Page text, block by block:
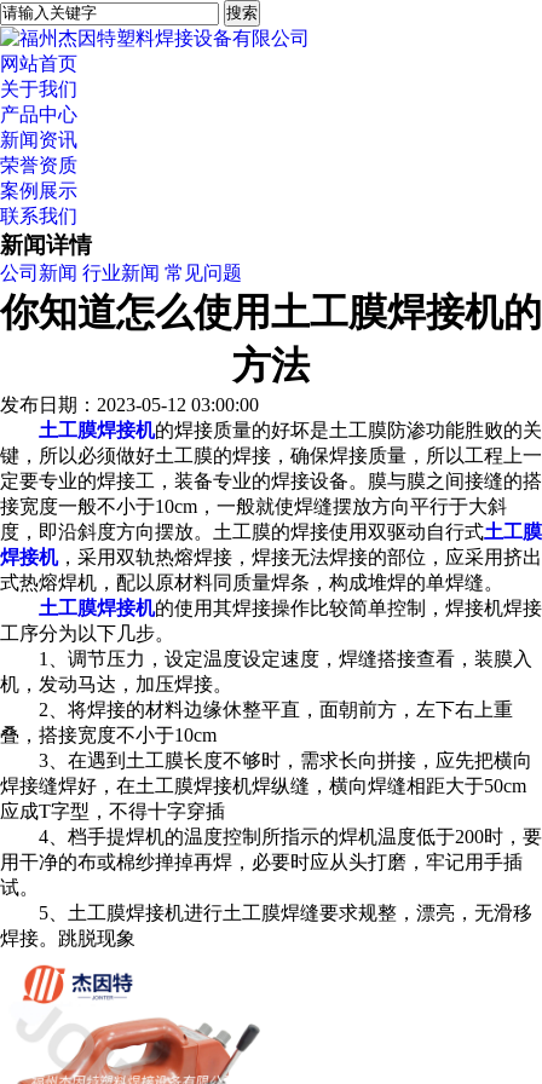
网站首页
关于我们
产品中心
新闻资讯
荣誉资质
案例展示
联系我们
新闻详情
公司新闻 行业新闻 常见问题
你知道怎么使用土工膜焊接机的
方法
发布日期：2023-05-12 03:00:00
土工膜焊接机的焊接质量的好坏是土工膜防渗功能胜败的关
键，所以必须做好土工膜的焊接，确保焊接质量，所以工程上一
定要专业的焊接工，装备专业的焊接设备。膜与膜之间接缝的搭
接宽度一般不小于10cm，一般就使焊缝摆放方向平行于大斜
度，即沿斜度方向摆放。土工膜的焊接使用双驱动自行式土工膜
焊接机，采用双轨热熔焊接，焊接无法焊接的部位，应采用挤出
式热熔焊机，配以原材料同质量焊条，构成堆焊的单焊缝。
土工膜焊接机的使用其焊接操作比较简单控制，焊接机焊接
工序分为以下几步。
1、调节压力，设定温度设定速度，焊缝搭接查看，装膜入
机，发动马达，加压焊接。
2、将焊接的材料边缘休整平直，面朝前方，左下右上重
叠，搭接宽度不小于10cm
3、在遇到土工膜长度不够时，需求长向拼接，应先把横向
焊接缝焊好，在土工膜焊接机焊纵缝，横向焊缝相距大于50cm
应成T字型，不得十字穿插
4、档手提焊机的温度控制所指示的焊机温度低于200时，要
用干净的布或棉纱掸掉再焊，必要时应从头打磨，牢记用手插
试。
5、土工膜焊接机进行土工膜焊缝要求规整，漂亮，无滑移
焊接。跳脱现象